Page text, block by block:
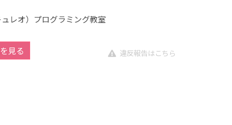
レオ）プログラミング教室
見る 違反報告はこちら